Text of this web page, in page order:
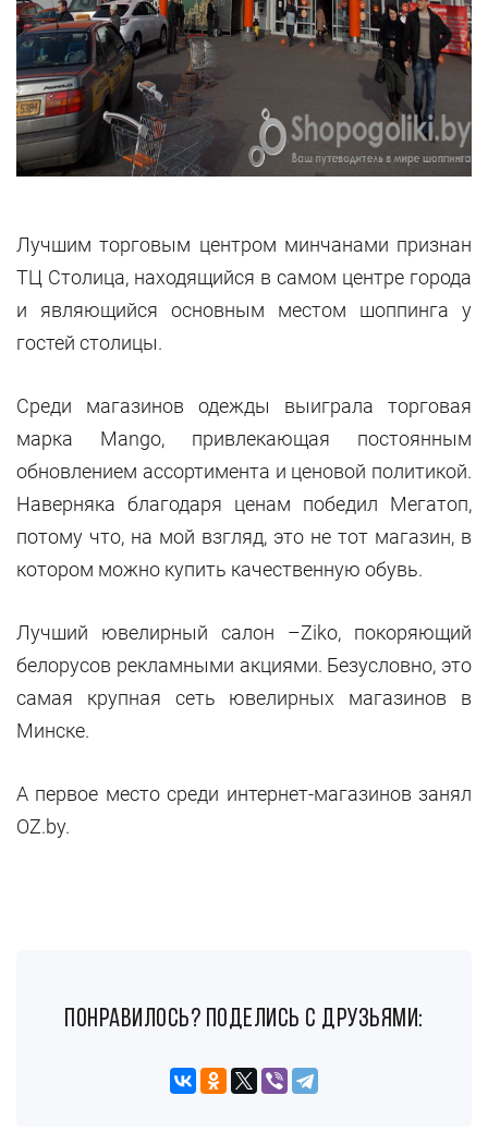
Лучшим торговым центром минчанами признан
ТЦ Столица, находящийся в самом центре города
и являющийся основным местом шоппинга у
гостей столицы.
Среди магазинов одежды выиграла торговая
марка Mango, привлекающая постоянным
обновлением ассортимента и ценовой политикой.
Наверняка благодаря ценам победил Мегатоп,
потому что, на мой взгляд, это не тот магазин, в
котором можно купить качественную обувь.
Лучший ювелирный салон –Ziko, покоряющий
белорусов рекламными акциями. Безусловно, это
самая крупная сеть ювелирных магазинов в
Минске.
А первое место среди интернет-магазинов занял
OZ.by.
понравилось? поделись с друзьями: